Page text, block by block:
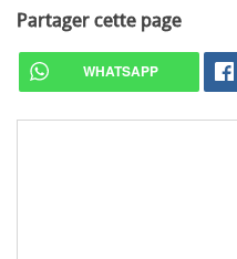
Partager cette page
WHATSAPP